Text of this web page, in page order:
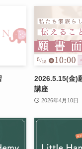
2026.5.15(金)
講座
2026年4月10日